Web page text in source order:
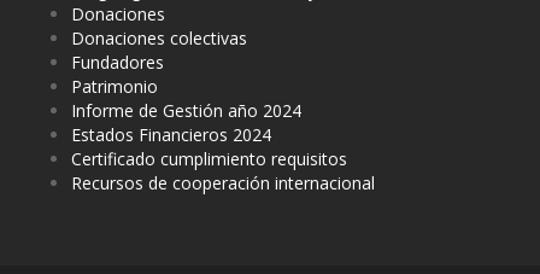
Donaciones
Donaciones colectivas
Fundadores
Patrimonio
Informe de Gestión año 2024
Estados Financieros 2024
Certificado cumplimiento requisitos
Recursos de cooperación internacional